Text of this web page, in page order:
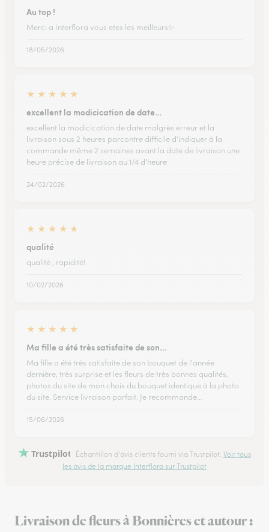
Au top !
Merci a Interflora vous etes les meilleurs✨️
18/05/2026
★ ★ ★ ★ ★
excellent la modicication de date…
excellent la modicication de date malgrès erreur et la
livraison sous 2 heures parcontre difficile d'indiquer à la
commande même 2 semaines avant la date de livraison une
heure précise de livraison au 1/4 d'heure
24/02/2026
★ ★ ★ ★ ★
qualité
qualité , rapidité!
10/02/2026
★ ★ ★ ★ ★
Ma fille a été très satisfaite de son…
Ma fille a été très satisfaite de son bouquet de l'année
dernière, très surprise et les fleurs de très bonnes qualités,
photos du site de mon choix du bouquet identique à la photo
du site. Service livraison parfait. Je recommande…
15/06/2026
Trustpilot Échantillon d'avis clients fourni via Trustpilot. Voir tous
les avis de la marque Interflora sur Trustpilot
Livraison de fleurs à Bonnières et autour :